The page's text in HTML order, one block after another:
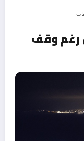
رغم وقف